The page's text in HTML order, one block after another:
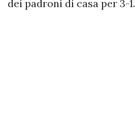
dei padroni di casa per 3-1.